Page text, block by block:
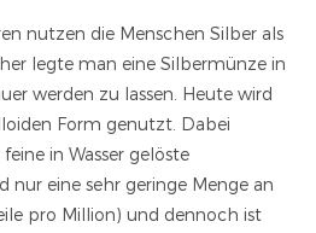
nutzen die Menschen Silber als
legte man eine Silbermünze in
werden zu lassen. Heute wird
Form genutzt. Dabei
in Wasser gelöste
nur eine sehr geringe Menge an
pro Million) und dennoch ist